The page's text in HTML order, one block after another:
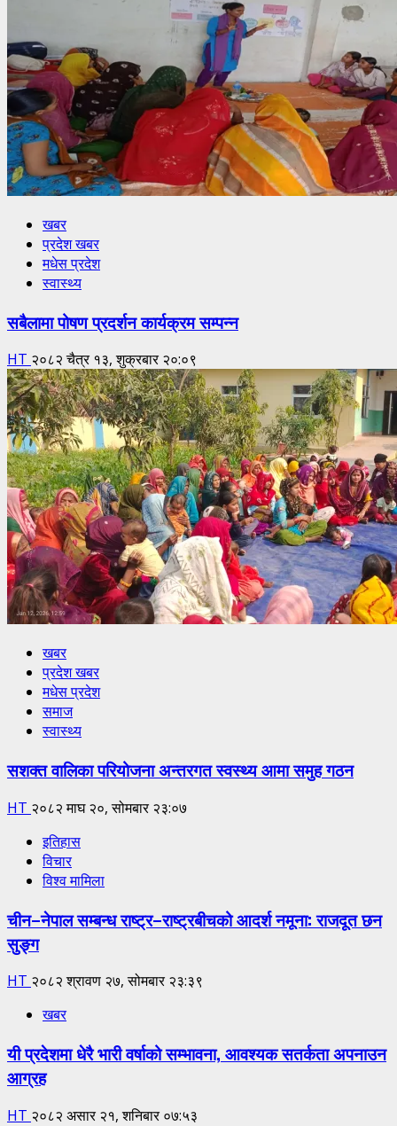
खबर
प्रदेश खबर
मधेस प्रदेश
स्वास्थ्य
सबैलामा पोषण प्रदर्शन कार्यक्रम सम्पन्न
HT २०८२ चैत्र १३, शुक्रबार २०:०९
खबर
प्रदेश खबर
मधेस प्रदेश
समाज
स्वास्थ्य
सशक्त वालिका परियोजना अन्तरगत स्वस्थ्य आमा समुह गठन
HT २०८२ माघ २०, सोमबार २३:०७
इतिहास
विचार
विश्व मामिला
चीन–नेपाल सम्बन्ध राष्ट्र–राष्ट्रबीचको आदर्श नमूना: राजदूत छन
सुङ्ग
HT २०८२ श्रावण २७, सोमबार २३:३९
खबर
यी प्रदेशमा धेरै भारी वर्षाको सम्भावना, आवश्यक सतर्कता अपनाउन
आग्रह
HT २०८२ असार २१, शनिबार ०७:५३